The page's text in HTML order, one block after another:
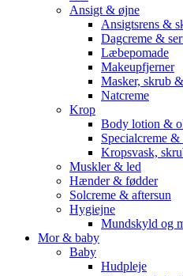
Ansigt & øjne
Ansigtsrens &
Dagcreme &
Læbepomade
Makeupfjerner
Masker, skrub
Natcreme
Krop
Body lotion &
Specialcreme &
Kropsvask,
Muskler & led
Hænder & fødder
Solcreme & aftersun
Hygiejne
Mundskyld og
Mor & baby
Baby
Hudpleje